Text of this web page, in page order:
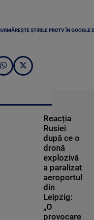
URMĂREȘTE ȘTIRILE PROTV ÎN GOOGLE
Reacția
Rusiei
după ce o
dronă
explozivă
a paralizat
aeroportul
din
Leipzig:
„O
provocare